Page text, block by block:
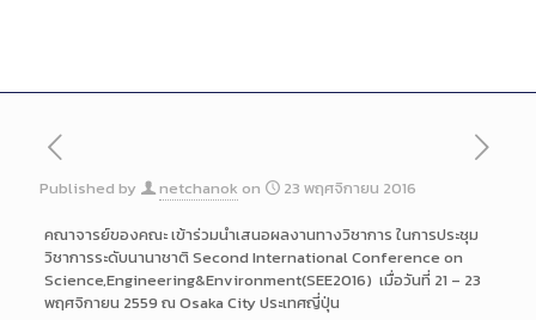
Published by netchanok on 23 พฤศจิกายน 2016
คณาจารย์ของคณะ เข้าร่วมนำเสนอผลงานทางวิชาการ ในการประชุม
วิชาการระดับนานาชาติ Second International Conference on
Science,Engineering&Environment(SEE2016) เมื่อวันที่ 21 – 23
พฤศจิกายน 2559 ณ Osaka City ประเทศญี่ปุ่น